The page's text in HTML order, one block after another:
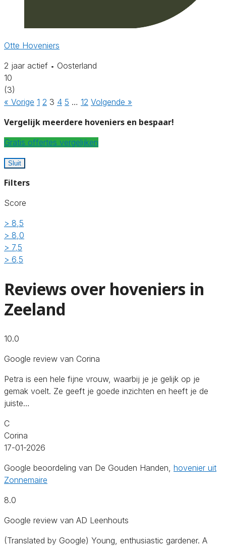
Otte Hoveniers
2 jaar actief • Oosterland
10
(3)
« Vorige 1 2 3 4 5 … 12 Volgende »
Vergelijk meerdere hoveniers en bespaar!
Gratis offertes vergelijken
Sluit
Filters
Score
> 8,5
> 8,0
> 7,5
> 6,5
Reviews over hoveniers in
Zeeland
10.0
Google review van Corina
Petra is een hele fijne vrouw, waarbij je je gelijk op je
gemak voelt. Ze geeft je goede inzichten en heeft je de
juiste…
C
Corina
17-01-2026
Google beoordeling van De Gouden Handen, hovenier uit
Zonnemaire
8.0
Google review van AD Leenhouts
(Translated by Google) Young, enthusiastic gardener. A